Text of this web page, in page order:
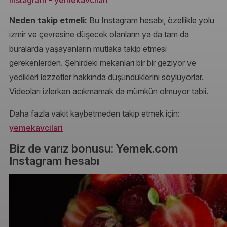
Neden takip etmeli: Bu Instagram hesabı, özellikle yolu
izmir ve çevresine düşecek olanların ya da tam da
buralarda yaşayanların mutlaka takip etmesi
gerekenlerden. Şehirdeki mekanları bir bir geziyor ve
yedikleri lezzetler hakkında düşündüklerini söylüyorlar.
Videoları izlerken acıkmamak da mümkün olmuyor tabii.
Daha fazla vakit kaybetmeden takip etmek için:
yemekavcilari
Biz de varız bonusu: Yemek.com
Instagram hesabı